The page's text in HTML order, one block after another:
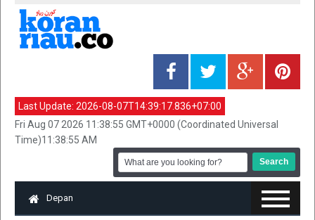
Last Update: 2026-08-07T14:39:17.836+07:00
Fri Aug 07 2026 11:38:55 GMT+0000 (Coordinated Universal
Time)11:38:55 AM
Depan